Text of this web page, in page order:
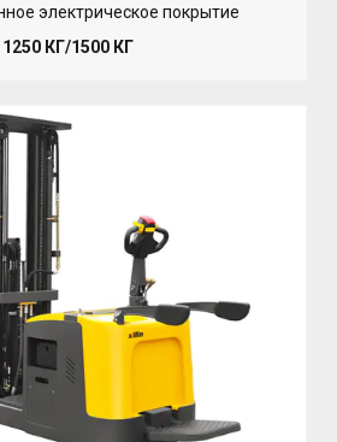
электрическое покрытие
1250 КГ/1500 КГ